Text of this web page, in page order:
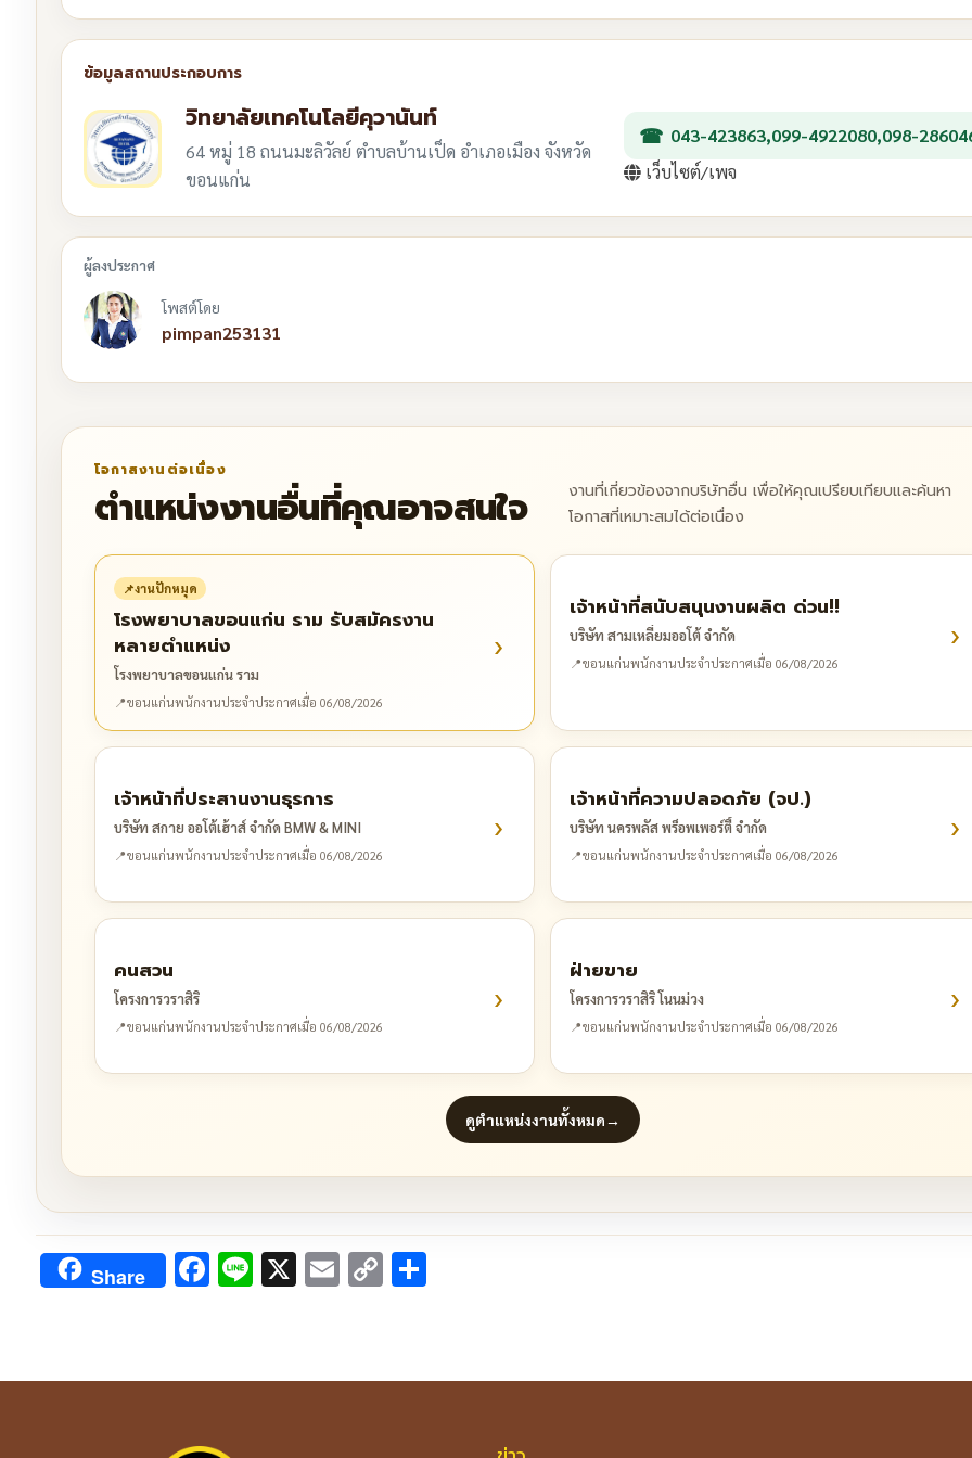
วิทยาลัยเทคโนโลยีคุวานันท์
64 หมู่ 18 ถนนมะลิวัลย์ ตำบลบ้านเป็ด อำเภอเมือง จังหวัด
ขอนแก่น
043-423863,099-4922080,098-
เว็บไซต์/เพจ
โพสต์โดย
pimpan253131
โอกาสงานต่อเนื่อง
ตำแหน่งงานอื่นที่คุณอาจสนใจ
งานที่เกี่ยวข้องจากบริษัทอื่น เพื่อให้คุณเปรียบเทียบและค้นหา
โอกาสที่เหมาะสมได้ต่อเนื่อง
📌งานปักหมุด
โรงพยาบาลขอนแก่น ราม รับสมัครงาน
หลายตำแหน่ง
โรงพยาบาลขอนแก่น ราม
📍ขอนแก่นพนักงานประจำประกาศเมื่อ 06/08/2026
›
เจ้าหน้าที่สนับสนุนงานผลิต ด่วน!!
บริษัท สามเหลี่ยมออโต้ จำกัด
📍ขอนแก่นพนักงานประจำประกาศเมื่อ 06/08/2026
›
เจ้าหน้าที่ประสานงานธุรการ
บริษัท สกาย ออโต้เฮ้าส์ จำกัด BMW & MINI
📍ขอนแก่นพนักงานประจำประกาศเมื่อ 06/08/2026
›
เจ้าหน้าที่ความปลอดภัย (จป.)
บริษัท นครพลัส พร็อพเพอร์ตี้ จำกัด
📍ขอนแก่นพนักงานประจำประกาศเมื่อ 06/08/2026
›
คนสวน
โครงการวราสิริ
📍ขอนแก่นพนักงานประจำประกาศเมื่อ 06/08/2026
›
ฝ่ายขาย
โครงการวราสิริ โนนม่วง
📍ขอนแก่นพนักงานประจำประกาศเมื่อ 06/08/2026
›
ดูตำแหน่งงานทั้งหมด→
Share Facebook
Line
X Email
Copy